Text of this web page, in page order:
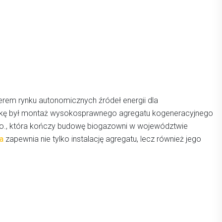
rynku autonomicznych źródeł energii dla
był montaż wysokosprawnego agregatu kogeneracyjnego
która kończy budowę biogazowni w województwie
zapewnia nie tylko instalację agregatu, lecz również jego